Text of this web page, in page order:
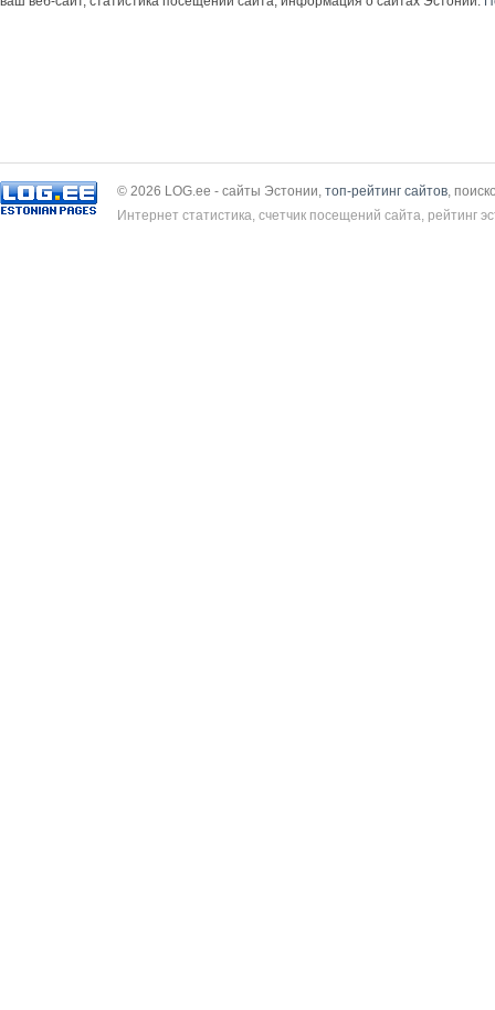
© 2026 LOG.ee - сайты Эстонии, топ-рейтинг сайтов ,
Интернет статистика, счетчик посещений сайта, рейтинг